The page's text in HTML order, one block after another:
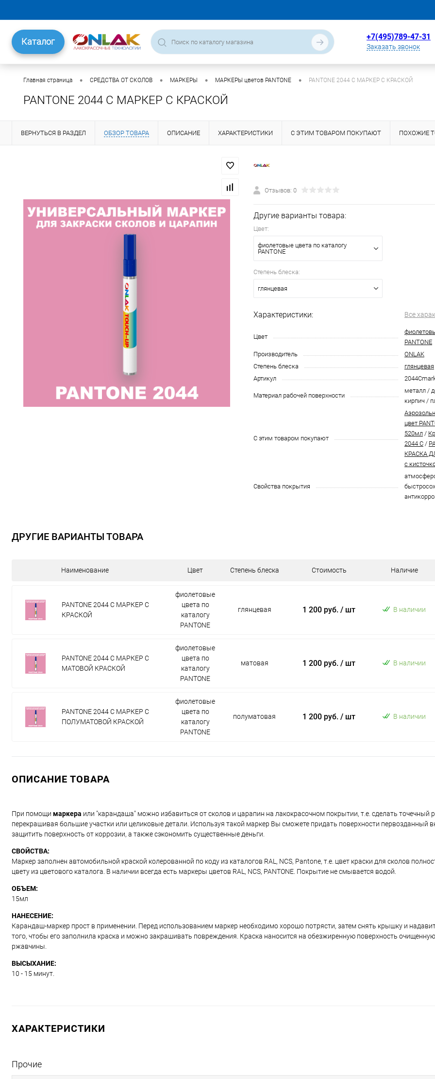
Каталог +7(495)789-47-31
Заказать звонок
Главная страница • СРЕДСТВА ОТ СКОЛОВ • МАРКЕРЫ • МАРКЕРЫ цветов PANTONE • PANTONE 2044 C МАРКЕР С КРАСКОЙ
PANTONE 2044 C МАРКЕР С КРАСКОЙ
ВЕРНУТЬСЯ В РАЗДЕЛ ОБЗОР ТОВАРА ОПИСАНИЕ ХАРАКТЕРИСТИКИ С ЭТИМ ТОВАРОМ ПОКУПАЮТ ПОХОЖИЕ
Отзывов: 0
Другие варианты товара:
Цвет:
фиолетовые цвета по каталогу
PANTONE
Степень блеска:
глянцевая
Характеристики: Все
Цвет
PANTONE
Производитель
ONLAK
Степень блеска
глянцевая
Артикул
Материал рабочей поверхности
металл /
кирпич /
С этим товаром покупают
цвет
520мл /
2044 C /
КРАСКА
с
Свойства покрытия
ДРУГИЕ ВАРИАНТЫ ТОВАРА
Наименование Цвет Степень блеска Стоимость Наличие
PANTONE 2044 C МАРКЕР С
КРАСКОЙ
фиолетовые
цвета по
каталогу
PANTONE
глянцевая 1 200 руб. / шт В наличии
PANTONE 2044 C МАРКЕР С
МАТОВОЙ КРАСКОЙ
фиолетовые
цвета по
каталогу
PANTONE
матовая 1 200 руб. / шт В наличии
PANTONE 2044 C МАРКЕР С
ПОЛУМАТОВОЙ КРАСКОЙ
фиолетовые
цвета по
каталогу
PANTONE
полуматовая 1 200 руб. / шт В наличии
ОПИСАНИЕ ТОВАРА
При помощи маркера или "карандаша" можно избавиться от сколов и царапин на лакокрасочном покрытии, т.е. сделать точечный
перекрашивая большие участки или целиковые детали. Используя такой маркер Вы сможете придать поверхности первозданный
защитить поверхность от коррозии, а также сэкономить существенные деньги.
СВОЙСТВА:
Маркер заполнен автомобильной краской колерованной по коду из каталогов RAL, NCS, Pantone, т.е. цвет краски для сколов
цвету из цветового каталога. В наличии всегда есть маркеры цветов RAL, NCS, PANTONE. Покрытие не смывается водой.
ОБЪЕМ:
15мл
НАНЕСЕНИЕ:
Карандаш-маркер прост в применении. Перед использованием маркер необходимо хорошо потрясти, затем снять крышку и
того, чтобы его заполнила краска и можно закрашивать повреждения. Краска наносится на обезжиренную поверхность
ржавчины.
ВЫСЫХАНИЕ:
10 - 15 минут.
ХАРАКТЕРИСТИКИ
Прочие